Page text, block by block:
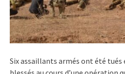
Six assaillants armés ont été tués